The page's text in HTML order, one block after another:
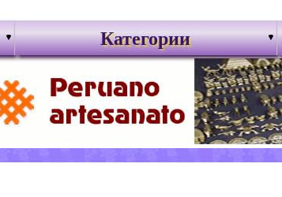
Категории